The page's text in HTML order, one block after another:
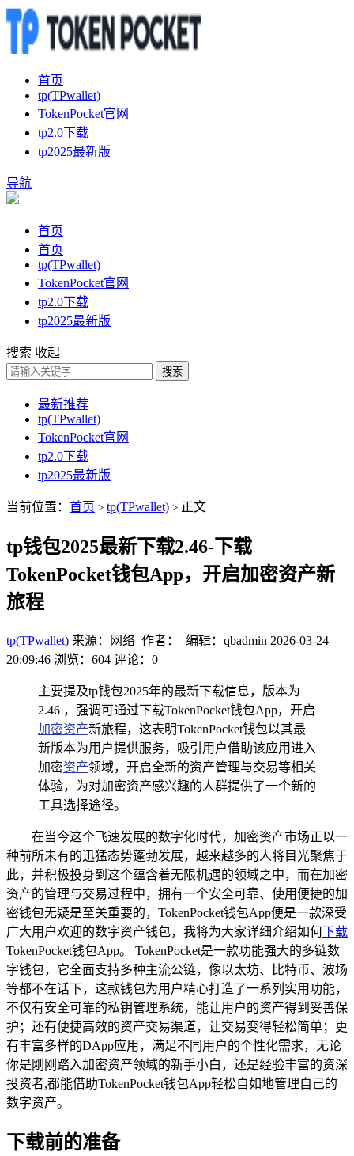
首页
tp(TPwallet)
TokenPocket官网
tp2.0下载
tp2025最新版
导航
首页
首页
tp(TPwallet)
TokenPocket官网
tp2.0下载
tp2025最新版
搜索 收起
搜索
最新推荐
tp(TPwallet)
TokenPocket官网
tp2.0下载
tp2025最新版
当前位置： 首页 > tp(TPwallet) > 正文
tp钱包2025最新下载2.46-下载
TokenPocket钱包App，开启加密资产新
旅程
tp(TPwallet) 来源：网络 作者： 编辑：qbadmin 2026-03-24
20:09:46 浏览：604 评论：0
主要提及tp钱包2025年的最新下载信息，版本为
2.46 ，强调可通过下载TokenPocket钱包App，开启
加密资产新旅程，这表明TokenPocket钱包以其最
新版本为用户提供服务，吸引用户借助该应用进入
加密资产领域，开启全新的资产管理与交易等相关
体验，为对加密资产感兴趣的人群提供了一个新的
工具选择途径。
在当今这个飞速发展的数字化时代，加密资产市场正以一
种前所未有的迅猛态势蓬勃发展，越来越多的人将目光聚焦于
此，并积极投身到这个蕴含着无限机遇的领域之中，而在加密
资产的管理与交易过程中，拥有一个安全可靠、使用便捷的加
密钱包无疑是至关重要的，TokenPocket钱包App便是一款深受
广大用户欢迎的数字资产钱包，我将为大家详细介绍如何下载
TokenPocket钱包App。 TokenPocket是一款功能强大的多链数
字钱包，它全面支持多种主流公链，像以太坊、比特币、波场
等都不在话下，这款钱包为用户精心打造了一系列实用功能，
不仅有安全可靠的私钥管理系统，能让用户的资产得到妥善保
护；还有便捷高效的资产交易渠道，让交易变得轻松简单；更
有丰富多样的DApp应用，满足不同用户的个性化需求，无论
你是刚刚踏入加密资产领域的新手小白，还是经验丰富的资深
投资者,都能借助TokenPocket钱包App轻松自如地管理自己的
数字资产。
下载前的准备